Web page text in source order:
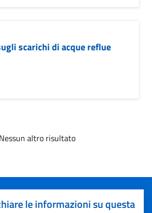
scarichi di acque reflue
Nessun altro risultato
le informazioni su questa